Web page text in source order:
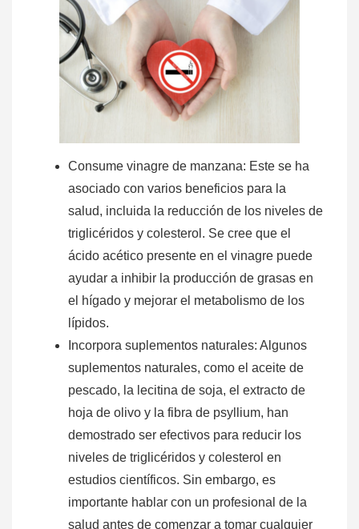
Consume vinagre de manzana: Este se ha
asociado con varios beneficios para la
salud, incluida la reducción de los niveles de
triglicéridos y colesterol. Se cree que el
ácido acético presente en el vinagre puede
ayudar a inhibir la producción de grasas en
el hígado y mejorar el metabolismo de los
lípidos.
Incorpora suplementos naturales: Algunos
suplementos naturales, como el aceite de
pescado, la lecitina de soja, el extracto de
hoja de olivo y la fibra de psyllium, han
demostrado ser efectivos para reducir los
niveles de triglicéridos y colesterol en
estudios científicos. Sin embargo, es
importante hablar con un profesional de la
salud antes de comenzar a tomar cualquier